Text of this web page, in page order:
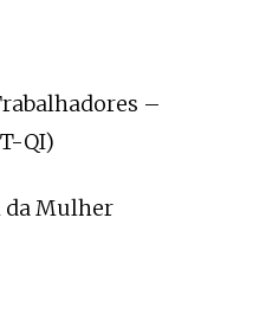
–
QI)
da Mulher